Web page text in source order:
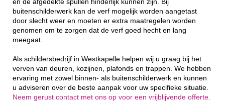
en de afgedekte spullen hinderlijk kunnen zijn. Bij
buitenschilderwerk kan de verf mogelijk worden aangetast
door slecht weer en moeten er extra maatregelen worden
genomen om te zorgen dat de verf goed hecht en lang
meegaat.
Als schildersbedrijf in Westkapelle helpen wij u graag bij het
verven van deuren, kozijnen, plafonds en trappen. We hebben
ervaring met zowel binnen- als buitenschilderwerk en kunnen
u adviseren over de beste aanpak voor uw specifieke situatie.
Neem gerust contact met ons op voor een vrijblijvende offerte.